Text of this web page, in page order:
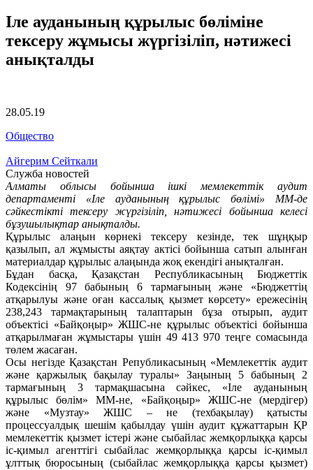
Іле ауданының құрылыс бөліміне
тексеру жұмысы жүргізіліп, нәтижесі
анықталды
28.05.19
Общество
Айгерим Сейткали
Служба новостей
Алматы облысы бойынша ішкі мемлекеттік аудит
департаменті «Іле ауданының құрылыс бөлімі» ММ-де
сәйкестікті тексеру жүргізіліп, нәтижесі бойынша келесі
бұзушылықтар анықталды.
Құрылыс алаңын көрнекі тексеру кезінде, тек шұңқыр
қазылып, ал жұмысты аяқтау актісі бойынша сатып алынған
материалдар құрылыс алаңында жоқ екендігі анықталған.
Бұдан басқа, Қазақстан Республикасының Бюджеттік
Кодексінің 97 бабының 6 тармағының және «Бюджеттің
атқарылуы және оған кассалық қызмет көрсету» ережесінің
238,243 тармақтарының талаптарын бұза отырып, аудит
объектісі «Байқоңыр» ЖШС-не құрылыс объектісі бойынша
атқарылмаған жұмыстары үшін 49 413 970 теңге сомасында
төлем жасаған.
Осы негізде Қазақстан Републикасының «Мемлекеттік аудит
және қаржылық бақылау туралы» Заңының 5 бабының 2
тармағының 3 тармақшасына сәйкес, «Іле ауданының
құрылыс бөлім» ММ-не, «Байқоңыр» ЖШС-не (мердігер)
және «Музтау» ЖШС – не (техбақылау) қатысты
процессуалдық шешім қабылдау үшін аудит құжаттарын ҚР
мемлекеттік қызмет істері және сыбайлас жемқорлыққа қарсы
іс-қимыл агенттігі сыбайлас жемқорлыққа қарсы іс-қимыл
ұлттық бюросының (сыбайлас жемқорлыққа қарсы қызмет)